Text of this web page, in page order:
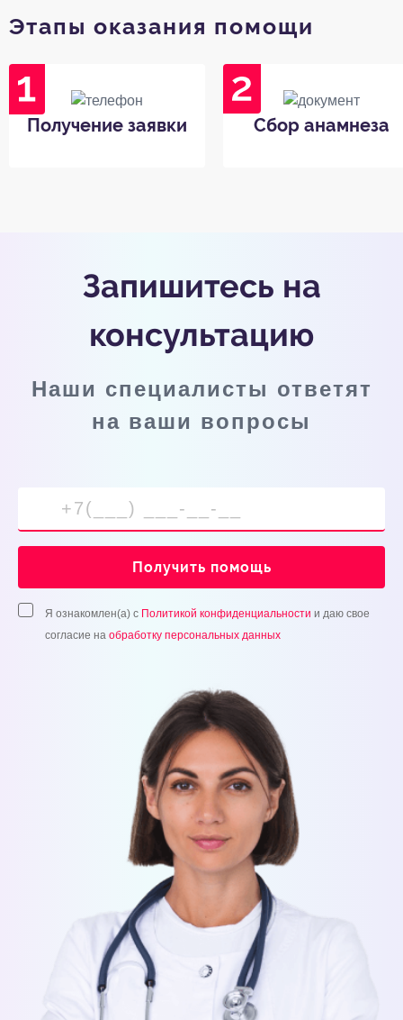
Этапы оказания помощи
Получение заявки Сбор анамнеза
Запишитесь на
консультацию
Наши специалисты ответят
на ваши вопросы
Получить помощь
Я ознакомлен(а) с Политикой конфиденциальности и даю свое
согласие на обработку персональных данных